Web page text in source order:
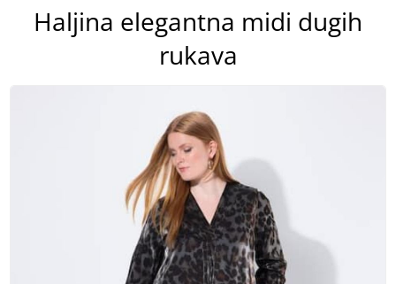
Haljina elegantna midi dugih
rukava